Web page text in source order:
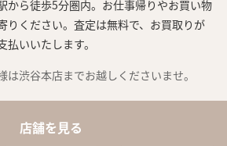
から徒歩5分圏内。お仕事帰りやお買い物
りください。査定は無料で、お買取りが
いいたします。
渋谷本店までお越しくださいませ。
店舗を見る